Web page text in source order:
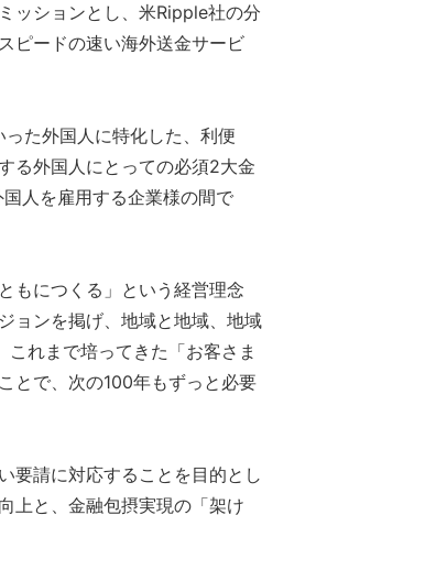
ッションとし、米Ripple社の分
ピードの速い海外送金サービ
た外国人に特化した、利便
る外国人にとっての必須2大金
人を雇用する企業様の間で
もにつくる」という経営理念
ョンを掲げ、地域と地域、地域
れまで培ってきた「お客さま
とで、次の100年もずっと必要
要請に対応することを目的とし
上と、金融包摂実現の「架け